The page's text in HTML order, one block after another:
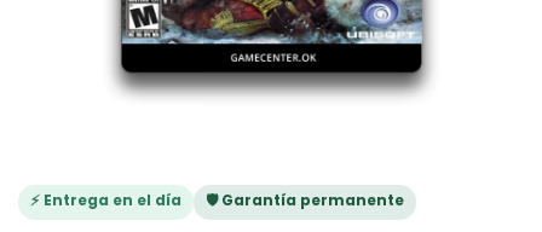
⚡ Entrega en el día 🛡️ Garantía permanente